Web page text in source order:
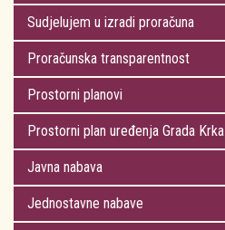
Sudjelujem u izradi proračuna
Proračunska transparentnost
Prostorni planovi
Prostorni plan uređenja Grada Krka
Javna nabava
Jednostavne nabave